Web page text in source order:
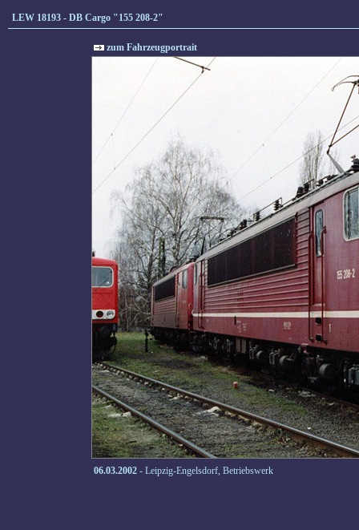
LEW 18193 - DB Cargo "155 208-2"
zum Fahrzeugportrait
06.03.2002 - Leipzig-Engelsdorf, Betriebswerk